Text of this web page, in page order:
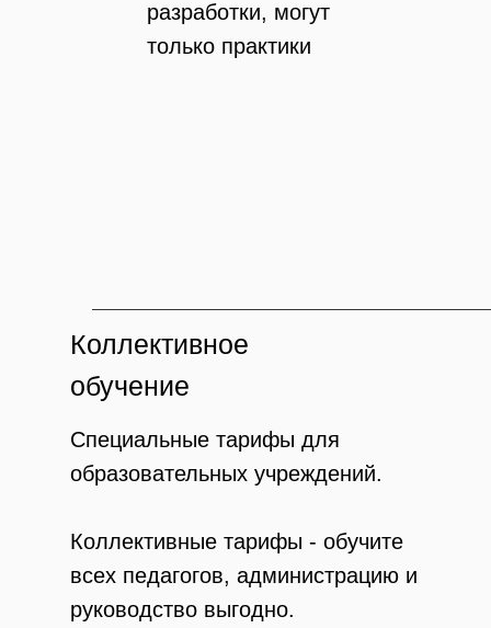
разработки, могут
только практики
Коллективное
обучение
Специальные тарифы для
образовательных учреждений.
Коллективные тарифы - обучите
всех педагогов, администрацию и
руководство выгодно.